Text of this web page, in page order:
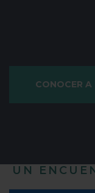
CONOCER
UN